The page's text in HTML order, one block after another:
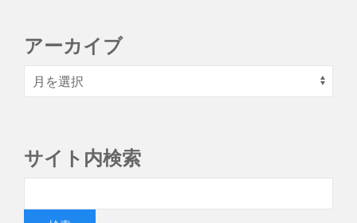
アーカイブ
サイト内検索